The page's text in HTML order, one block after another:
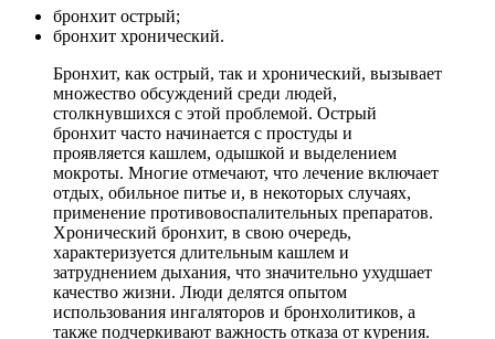
бронхит острый;
бронхит хронический.
Бронхит, как острый, так и хронический, вызывает
множество обсуждений среди людей,
столкнувшихся с этой проблемой. Острый
бронхит часто начинается с простуды и
проявляется кашлем, одышкой и выделением
мокроты. Многие отмечают, что лечение включает
отдых, обильное питье и, в некоторых случаях,
применение противовоспалительных препаратов.
Хронический бронхит, в свою очередь,
характеризуется длительным кашлем и
затруднением дыхания, что значительно ухудшает
качество жизни. Люди делятся опытом
использования ингаляторов и бронхолитиков, а
также подчеркивают важность отказа от курения.